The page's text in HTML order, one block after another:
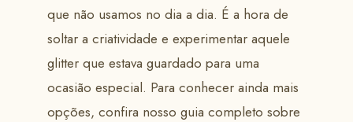
que não usamos no dia a dia. É a hora de
soltar a criatividade e experimentar aquele
glitter que estava guardado para uma
ocasião especial. Para conhecer ainda mais
opções, confira nosso guia completo sobre